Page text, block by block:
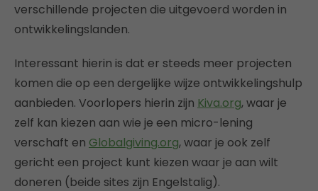
verschillende projecten die uitgevoerd worden in
ontwikkelingslanden.
Interessant hierin is dat er steeds meer projecten
komen die op een dergelijke wijze ontwikkelingshulp
aanbieden. Voorlopers hierin zijn Kiva.org, waar je
zelf kan kiezen aan wie je een micro-lening
verschaft en Globalgiving.org, waar je ook zelf
gericht een project kunt kiezen waar je aan wilt
doneren (beide sites zijn Engelstalig).